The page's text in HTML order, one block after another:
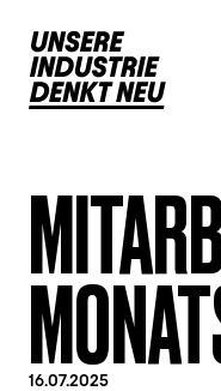
16.07.2025